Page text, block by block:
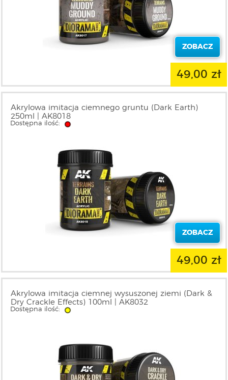
ZOBACZ
49,00 zł
Akrylowa imitacja ciemnego gruntu (Dark Earth)
250ml | AK8018
Dostępna ilość:
ZOBACZ
49,00 zł
Akrylowa imitacja ciemnej wysuszonej ziemi (Dark &
Dry Crackle Effects) 100ml | AK8032
Dostępna ilość: